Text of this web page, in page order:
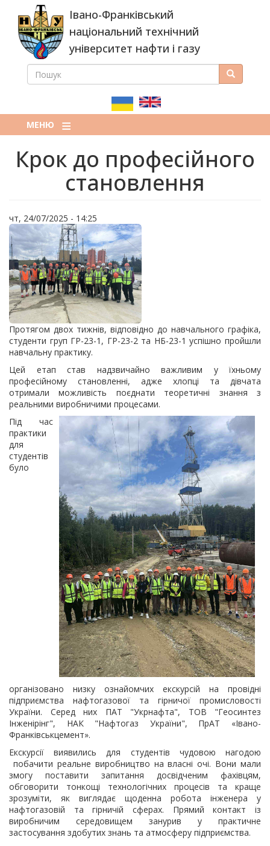
основного
вмісту
Івано-Франківський
національний технічний
університет нафти і газу
ПОШУКОВА
ПОШУК Пошук
МЕНЮ
Крок до професійного
становлення
чт, 24/07/2025 - 14:25
Протягом двох тижнів, відповідно до навчального графіка,
студенти груп ГР-23-1, ГР-23-2 та НБ-23-1 успішно пройшли
навчальну практику.
Цей етап став надзвичайно важливим у їхньому
професійному становленні, адже хлопці та дівчата
отримали можливість поєднати теоретичні знання з
реальними виробничими процесами.
Під час
практики
для
студентів
було
організовано низку ознайомчих екскурсій на провідні
підприємства нафтогазової та гірничої промисловості
України. Серед них ПАТ "Укрнафта", ТОВ "Геосинтез
Інженірінг", НАК "Нафтогаз України", ПрАТ «Івано-
Франківськцемент».
Екскурсії виявились для студентів чудовою нагодою
побачити реальне виробництво на власні очі. Вони мали
змогу поставити запитання досвідченим фахівцям,
обговорити тонкощі технологічних процесів та краще
зрозуміти, як виглядає щоденна робота інженера у
нафтогазовій та гірничій сферах. Прямий контакт із
виробничим середовищем занурив у практичне
застосування здобутих знань та атмосферу підприємства.